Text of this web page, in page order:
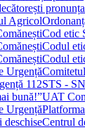
Cod etic
Codul
Codul
STS -
UAT
Centrul